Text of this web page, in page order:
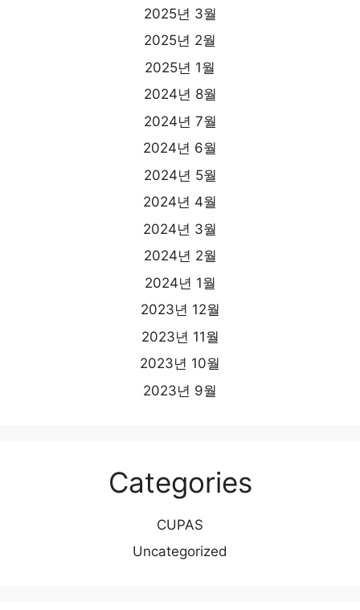
2025년 3월
2025년 2월
2025년 1월
2024년 8월
2024년 7월
2024년 6월
2024년 5월
2024년 4월
2024년 3월
2024년 2월
2024년 1월
2023년 12월
2023년 11월
2023년 10월
2023년 9월
Categories
CUPAS
Uncategorized